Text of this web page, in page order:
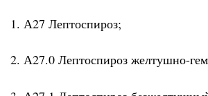
1. А27 Лептоспироз;
2. А27.0 Лептоспироз желтушно-